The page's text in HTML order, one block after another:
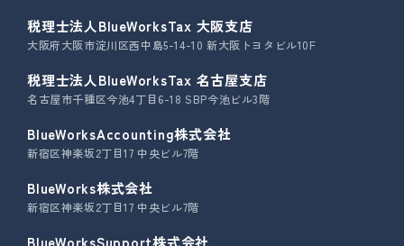
税理士法人BlueWorksTax 大阪支店
大阪府大阪市淀川区西中島5-14-10 新大阪トヨタビル10F
税理士法人BlueWorksTax 名古屋支店
名古屋市千種区今池4丁目6-18 SBP今池ビル3階
BlueWorksAccounting株式会社
新宿区神楽坂2丁目17 中央ビル7階
BlueWorks株式会社
新宿区神楽坂2丁目17 中央ビル7階